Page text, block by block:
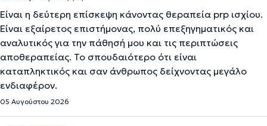
Είναι η δεύτερη επίσκεψη κάνοντας θεραπεία prp ισχίου.
Είναι εξαίρετος επιστήμονας, πολύ επεξηγηματικός και
αναλυτικός για την πάθησή μου και τις περιπτώσεις
αποθεραπείας. Το σπουδαιότερο ότι είναι
καταπληκτικός και σαν άνθρωπος δείχνοντας μεγάλο
ενδιαφέρον.
05 Αυγούστου 2026